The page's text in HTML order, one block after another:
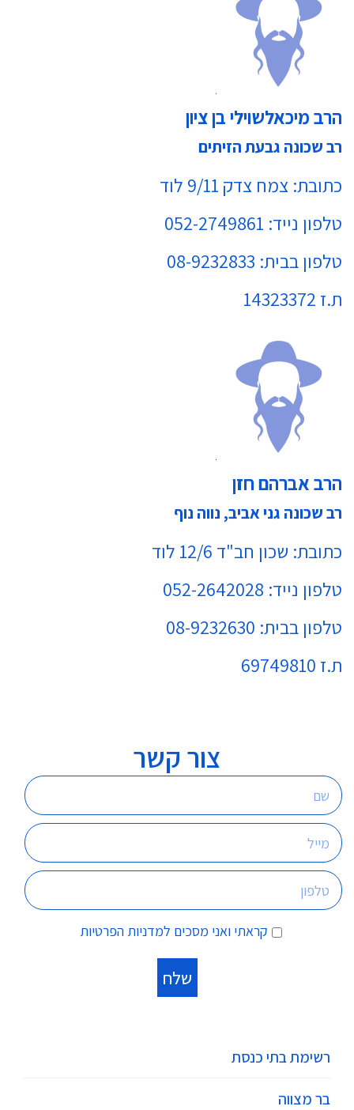
הרב מיכאלשוילי בן ציון
רב שכונה גבעת הזיתים
כתובת: צמח צדק 9/11 לוד
טלפון נייד: 052-2749861
טלפון בבית: 08-9232833
ת.ז 14323372
הרב אברהם חזן
רב שכונה גני אביב, נווה נוף
כתובת: שכון חב"ד 12/6 לוד
טלפון נייד: 052-2642028
טלפון בבית: 08-9232630
ת.ז 69749810
צור קשר
קראתי ואני מסכים למדניות הפרטיות
רשימת בתי כנסת
בר מצווה